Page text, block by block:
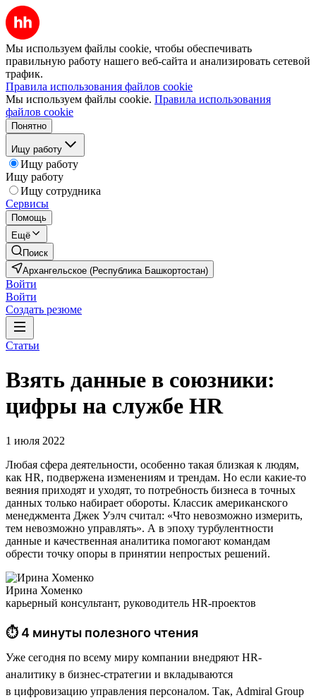
Мы используем файлы cookie, чтобы обеспечивать
правильную работу нашего веб-сайта и анализировать сетевой
трафик.
Правила использования файлов cookie
Мы используем файлы cookie. Правила использования
файлов cookie
Понятно
Ищу работу
Ищу работу
Ищу работу
Ищу сотрудника
Сервисы
Помощь
Ещё
Поиск
Архангельское (Республика Башкортостан)
Войти
Войти
Создать резюме
Статьи
Взять данные в союзники:
цифры на службе HR
1 июля 2022
Любая сфера деятельности, особенно такая близкая к людям,
как HR, подвержена изменениям и трендам. Но если какие-то
веяния приходят и уходят, то потребность бизнеса в точных
данных только набирает обороты. Классик американского
менеджмента Джек Уэлч считал: «Что невозможно измерить,
тем невозможно управлять». А в эпоху турбулентности
данные и качественная аналитика помогают командам
обрести точку опоры в принятии непростых решений.
Ирина Хоменко
карьерный консультант, руководитель HR-проектов
⏱ 4 минуты полезного чтения
Уже сегодня по всему миру компании внедряют HR-
аналитику в бизнес-стратегии и вкладываются
в цифровизацию управления персоналом. Так, Admiral Group